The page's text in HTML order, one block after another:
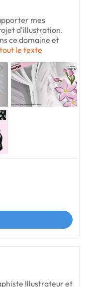
mes
d'illustration.
ce domaine et
le texte
Illustrateur et